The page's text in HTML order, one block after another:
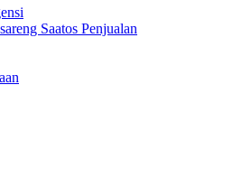
Saatos Penjualan